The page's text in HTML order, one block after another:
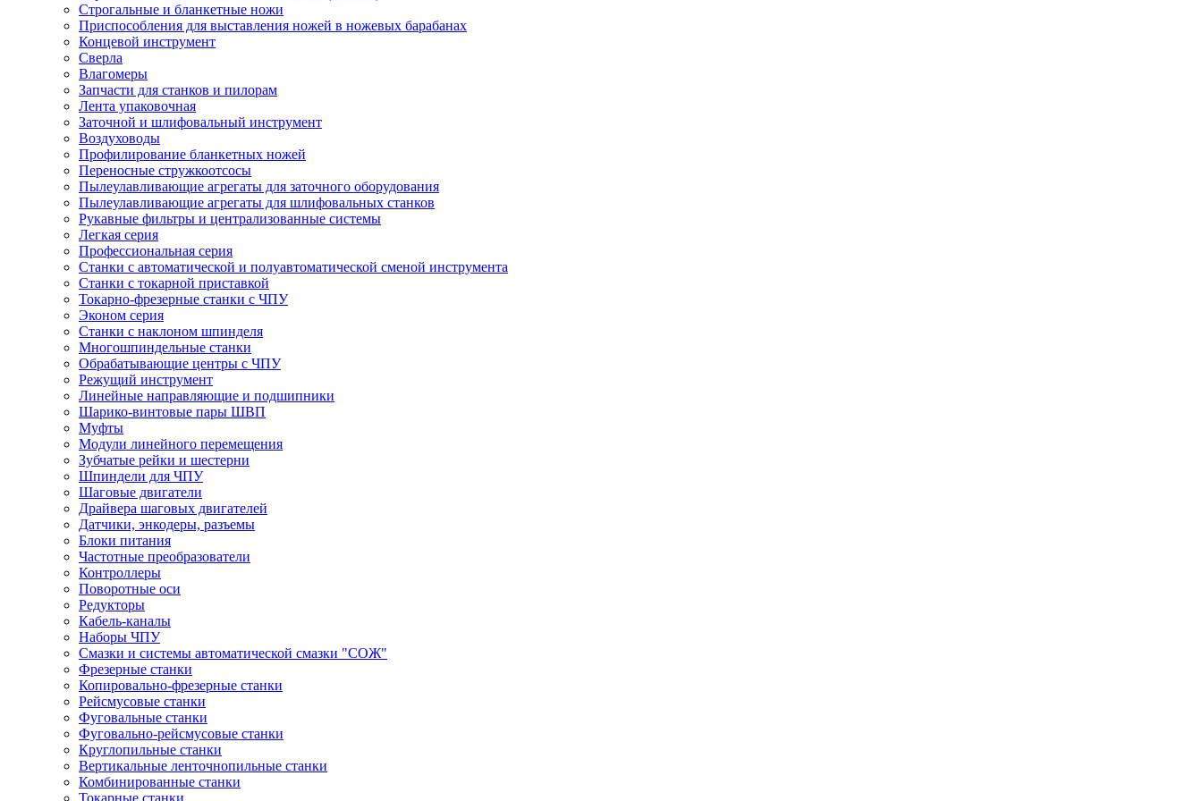
Cтрогальные и бланкетные ножи
Приспособления для выставления ножей в ножевых барабанах
Концевой инструмент
Сверла
Влагомеры
Запчасти для станков и пилорам
Лента упаковочная
Заточной и шлифовальный инструмент
Воздуховоды
Профилирование бланкетных ножей
Переносные стружкоотсосы
Пылеулавливающие агрегаты для заточного оборудования
Пылеулавливающие агрегаты для шлифовальных станков
Рукавные фильтры и централизованные системы
Легкая серия
Профессиональная серия
Станки с автоматической и полуавтоматической сменой инструмента
Станки с токарной приставкой
Токарно-фрезерные станки с ЧПУ
Эконом серия
Станки с наклоном шпинделя
Многошпиндельные станки
Обрабатывающие центры с ЧПУ
Режущий инструмент
Линейные направляющие и подшипники
Шарико-винтовые пары ШВП
Муфты
Модули линейного перемещения
Зубчатые рейки и шестерни
Шпиндели для ЧПУ
Шаговые двигатели
Драйвера шаговых двигателей
Датчики, энкодеры, разъемы
Блоки питания
Частотные преобразователи
Контроллеры
Поворотные оси
Редукторы
Кабель-каналы
Наборы ЧПУ
Смазки и системы автоматической смазки "СОЖ"
Фрезерные станки
Копировально-фрезерные станки
Рейсмусовые станки
Фуговальные станки
Фуговально-рейсмусовые станки
Круглопильные станки
Вертикальные ленточнопильные станки
Комбинированные станки
Токарные станки